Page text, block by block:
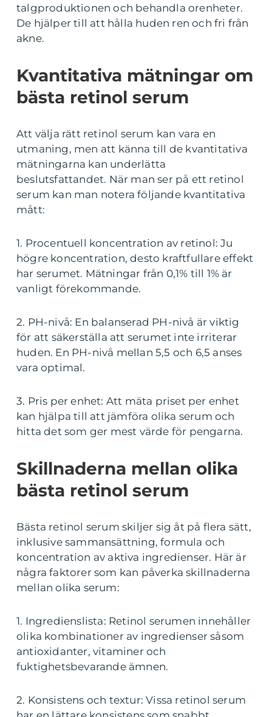
talgproduktionen och behandla orenheter.
De hjälper till att hålla huden ren och fri från
akne.
Kvantitativa mätningar om
bästa retinol serum
Att välja rätt retinol serum kan vara en
utmaning, men att känna till de kvantitativa
mätningarna kan underlätta
beslutsfattandet. När man ser på ett retinol
serum kan man notera följande kvantitativa
mått:
1. Procentuell koncentration av retinol: Ju
högre koncentration, desto kraftfullare effekt
har serumet. Mätningar från 0,1% till 1% är
vanligt förekommande.
2. PH-nivå: En balanserad PH-nivå är viktig
för att säkerställa att serumet inte irriterar
huden. En PH-nivå mellan 5,5 och 6,5 anses
vara optimal.
3. Pris per enhet: Att mäta priset per enhet
kan hjälpa till att jämföra olika serum och
hitta det som ger mest värde för pengarna.
Skillnaderna mellan olika
bästa retinol serum
Bästa retinol serum skiljer sig åt på flera sätt,
inklusive sammansättning, formula och
koncentration av aktiva ingredienser. Här är
några faktorer som kan påverka skillnaderna
mellan olika serum:
1. Ingredienslista: Retinol serumen innehåller
olika kombinationer av ingredienser såsom
antioxidanter, vitaminer och
fuktighetsbevarande ämnen.
2. Konsistens och textur: Vissa retinol serum